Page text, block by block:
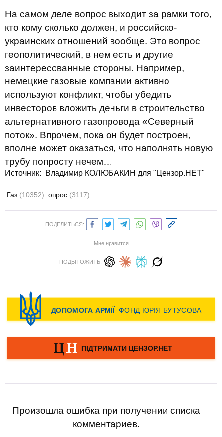
На самом деле вопрос выходит за рамки того,
кто кому сколько должен, и российско-
украинских отношений вообще. Это вопрос
геополитический, в нем есть и другие
заинтересованные стороны. Например,
немецкие газовые компании активно
используют конфликт, чтобы убедить
инвесторов вложить деньги в строительство
альтернативного газопровода «Северный
поток». Впрочем, пока он будет построен,
вполне может оказаться, что наполнять новую
трубу попросту нечем…
Источник: Владимир КОЛЮБАКИН для "Цензор.НЕТ"
Газ (10352) опрос (3117)
ПОДЕЛИТЬСЯ:
Мне нравится
ПОДЫТОЖИТЬ:
Произошла ошибка при получении списка
комментариев.